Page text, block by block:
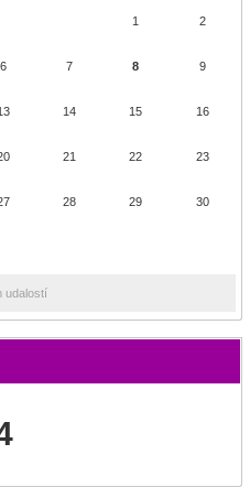
1 2
6 7 8 9
14 15 16
21 22 23
28 29 30
udalostí